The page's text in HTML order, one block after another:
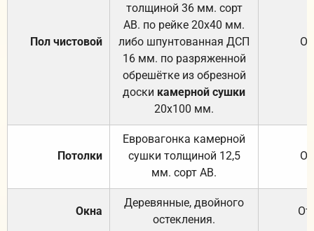
Пол чистовой
толщиной 36 мм. сорт
АВ. по рейке 20х40 мм.
либо шпунтованная ДСП
16 мм. по разряженной
обрешётке из обрезной
доски камерной сушки
20х100 мм.
Потолки
Евровагонка камерной
сушки толщиной 12,5
мм. сорт АВ.
Окна
Деревянные, двойного
остекления.